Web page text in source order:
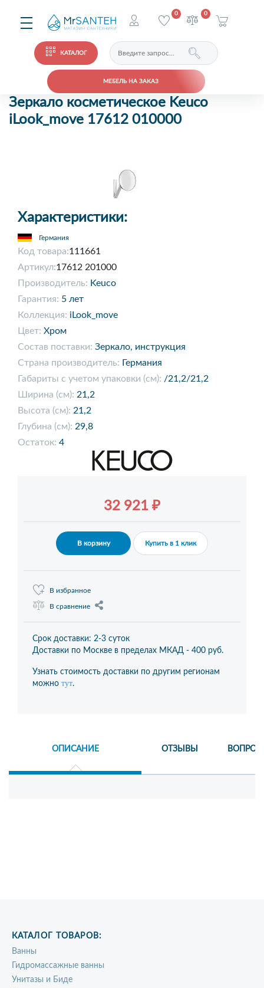
КАТАЛОГ
МЕБЕЛЬ НА ЗАКАЗ
0 0
Зеркало косметическое Keuco
iLook_move 17612 010000
Характеристики:
Германия
Код товара:111661
Артикул:17612 201000
Производитель: Keuco
Гарантия: 5 лет
Коллекция: iLook_move
Цвет: Хром
Состав поставки: Зеркало, инструкция
Страна производитель: Германия
Габариты с учетом упаковки (см): /21,2/21,2
Ширина (см): 21,2
Высота (см): 21,2
Глубина (см): 29,8
Остаток: 4
32 921 ₽
В корзину Купить в 1 клик
В избранное
В сравнение
Срок доставки: 2-3 суток
Доставки по Москве в пределах МКАД - 400 руб.
Узнать стоимость доставки по другим регионам
можно тут.
ОПИСАНИЕ ОТЗЫВЫ
КАТАЛОГ ТОВАРОВ:
Ванны
Гидромассажные ванны
Унитазы и Биде